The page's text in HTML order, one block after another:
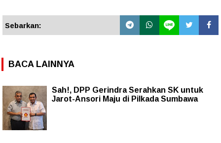
Sebarkan:
BACA LAINNYA
Sah!, DPP Gerindra Serahkan SK untuk
Jarot-Ansori Maju di Pilkada Sumbawa